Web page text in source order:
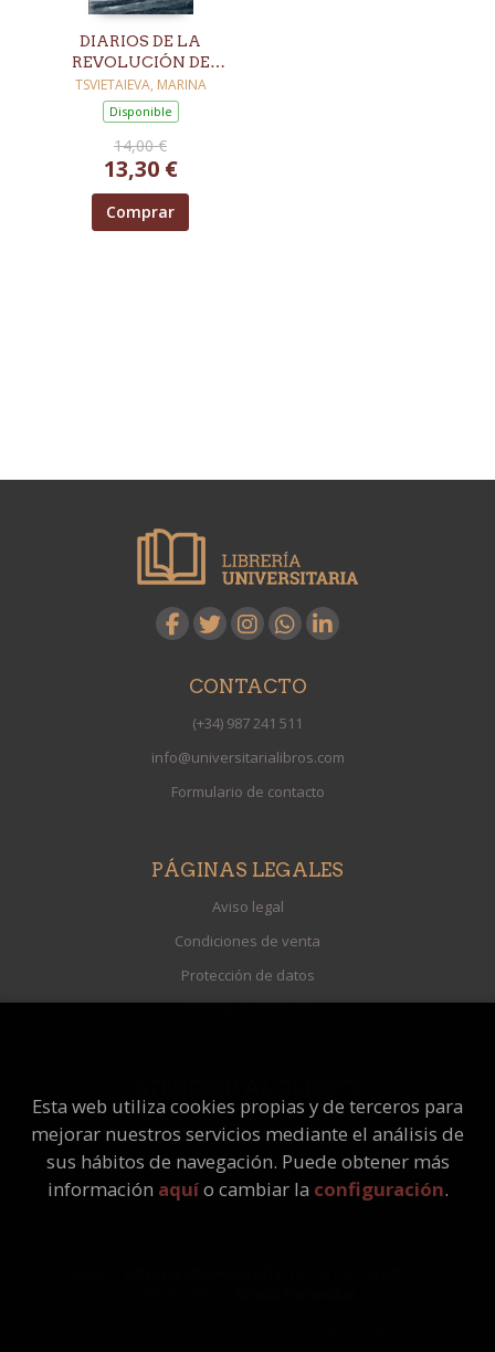
DIARIOS DE LA
REVOLUCIÓN DE
1917
TSVIETAIEVA, MARINA
Disponible
14,00 €
13,30 €
Comprar
CONTACTO
(+34) 987 241 511
info@universitarialibros.com
Formulario de contacto
PÁGINAS LEGALES
Aviso legal
Condiciones de venta
Protección de datos
Política de Cookies
Quiénes somos
Pedidos especiales
Esta web utiliza cookies propias y de terceros para
mejorar nuestros servicios mediante el análisis de
sus hábitos de navegación. Puede obtener más
información aquío cambiar la configuración.